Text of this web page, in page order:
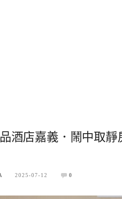
酒店嘉義．鬧中取
2025-07-12 0